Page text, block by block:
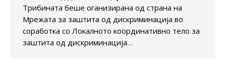
Трибината беше оганизирана од страна на
Мрежата за заштита од дискриминација во
соработка со Локалното координативно тело за
заштита од дискриминација…